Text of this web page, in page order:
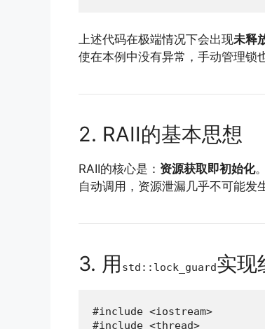
上述代码在极端情况下会出现未释
使在本例中没有异常，手动管理锁
2. RAII的基本思想
RAII的核心是： 资源获取即初始化
自动调用，资源泄漏几乎不可能发
3. 用 std::lock_guard实现
#include <iostream>
#include <thread>